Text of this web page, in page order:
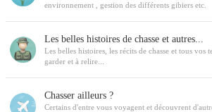
environnement , gestion des différents gibiers etc.
Les belles histoires de chasse et autres...
Les belles histoires, les récits de chasse et tous vos
garder et à relire...
Chasser ailleurs ?
Certains d'entre vous voyagent et découvrent